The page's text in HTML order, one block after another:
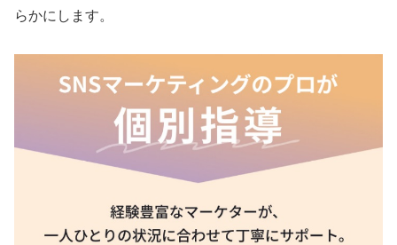
らかにします。